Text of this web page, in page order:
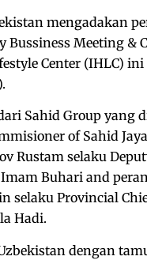
mengadakan
Bussiness Meeting &
Center (IHLC)
Sahid Group yang
of Sahid
Rustam selaku
Buhari and
selaku Provincial
Hadi.
dengan